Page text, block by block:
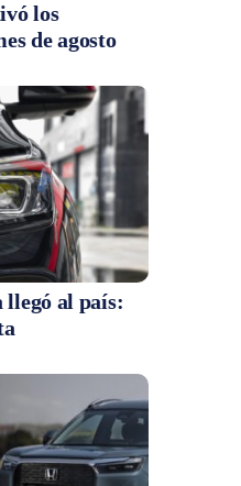
los
de agosto
al país: